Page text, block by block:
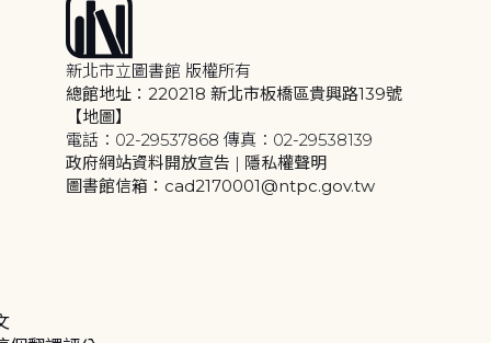
新北市立圖書館 版權所有
總館地址：220218 新北市板橋區貴興路139號
【地圖】
電話：02-29537868 傳真：02-29538139
政府網站資料開放宣告 | 隱私權聲明
圖書館信箱：cad2170001@ntpc.gov.tw